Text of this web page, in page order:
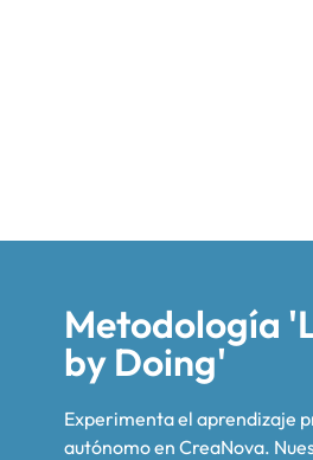
Metodología
by Doing'
Experimenta el aprendizaje
autónomo en CreaNova.